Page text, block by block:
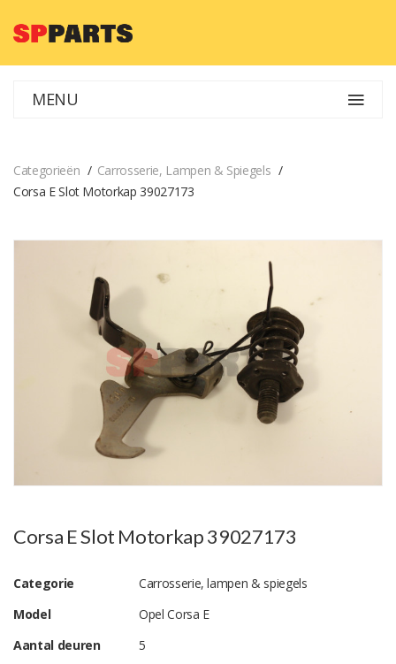
MENU
Categorieën
Carrosserie, Lampen & Spiegels
Corsa E Slot Motorkap 39027173
Corsa E Slot Motorkap 39027173
Categorie
Carrosserie, lampen & spiegels
Model
Opel Corsa E
Aantal deuren
5